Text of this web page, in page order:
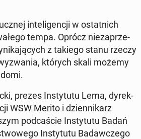
in­te­li­gen­cji w ostat­nich
tempa. Oprócz nie­za­prze­
z takiego stanu rzeczy
których skali możemy
prezes In­sty­tu­tu Lema, dy­rek­
WSW Merito i dzien­ni­karz
pod­ca­ście In­sty­tu­tu Badań
In­sty­tu­tu Ba­daw­cze­go